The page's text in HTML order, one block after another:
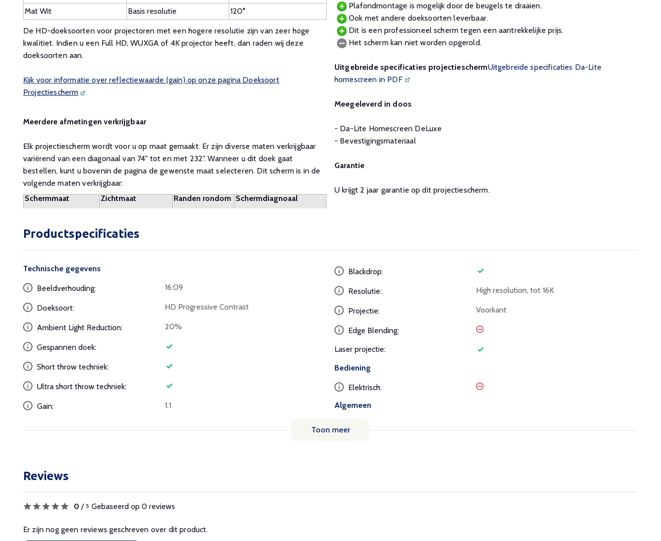
Mat Wit
Basis resolutie 120°
De HD-doeksoorten voor projectoren met een hogere resolutie zijn van zeer hoge
kwalitiet. Indien u een Full HD, WUXGA of 4K projector heeft, dan raden wij deze
doeksoorten aan.
Kijk voor informatie over reflectiewaarde (gain) op onze pagina Doeksoort
Projectiescherm
Meerdere afmetingen verkrijgbaar
Elk projectiescherm wordt voor u op maat gemaakt. Er zijn diverse maten verkrijgbaar
variërend van een diagonaal van 74" tot en met 232". Wanneer u dit doek gaat
bestellen, kunt u bovenin de pagina de gewenste maat selecteren. Dit scherm is in de
volgende maten verkrijgbaar:
Schermmaat
Zichtmaat Randen rondom Schermdiagnoaal
Plafondmontage is mogelijk door de beugels te draaien.
Ook met andere doeksoorten leverbaar.
Dit is een professioneel scherm tegen een aantrekkelijke prijs.
Het scherm kan niet worden opgerold.
Uitgebreide specificaties projectieschermUitgebreide specificaties Da-Lite
homescreen in PDF
Meegeleverd in doos
- Da-Lite Homescreen DeLuxe
- Bevestigingsmateriaal
Garantie
U krijgt 2 jaar garantie op dit projectiescherm.
Productspecificaties
Technische gegevens
Beeldverhouding: 16:09
Doeksoort: HD Progressive Contrast
Ambient Light Reduction: 20%
Gespannen doek:
Short throw techniek:
Ultra short throw techniek:
Gain: 1.1
Blackdrop:
Resolutie: High resolution, tot 16K
Projectie: Voorkant
Edge Blending:
Laser projectie:
Bediening
Elektrisch:
Algemeen
Toon meer
Reviews
0 / 5 Gebaseerd op 0 reviews
Er zijn nog geen reviews geschreven over dit product.